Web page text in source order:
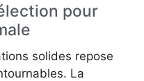
pour
solides repose
La